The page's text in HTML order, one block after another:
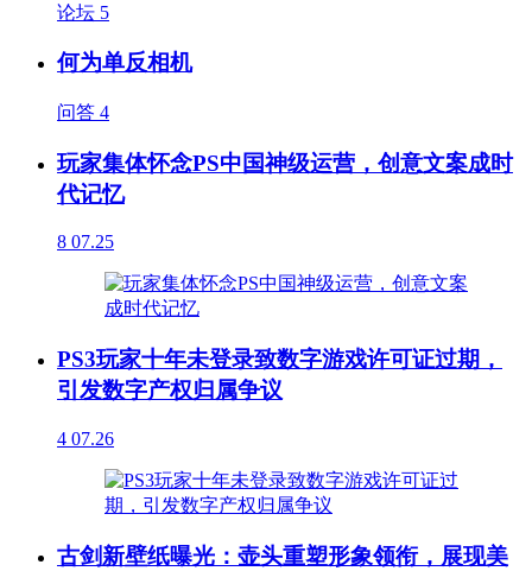
论坛 5
何为单反相机
问答 4
玩家集体怀念PS中国神级运营，创意文案成时
代记忆
8 07.25
PS3玩家十年未登录致数字游戏许可证过期，
引发数字产权归属争议
4 07.26
古剑新壁纸曝光：壶头重塑形象领衔，展现美